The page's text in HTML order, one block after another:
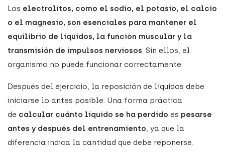
Los electrolitos, como el sodio, el potasio, el calcio
o el magnesio, son esenciales para mantener el
equilibrio de líquidos, la función muscular y la
transmisión de impulsos nerviosos. Sin ellos, el
organismo no puede funcionar correctamente.
Después del ejercicio, la reposición de líquidos debe
iniciarse lo antes posible. Una forma práctica
de calcular cuánto líquido se ha perdido es pesarse
antes y después del entrenamiento, ya que la
diferencia indica la cantidad que debe reponerse.